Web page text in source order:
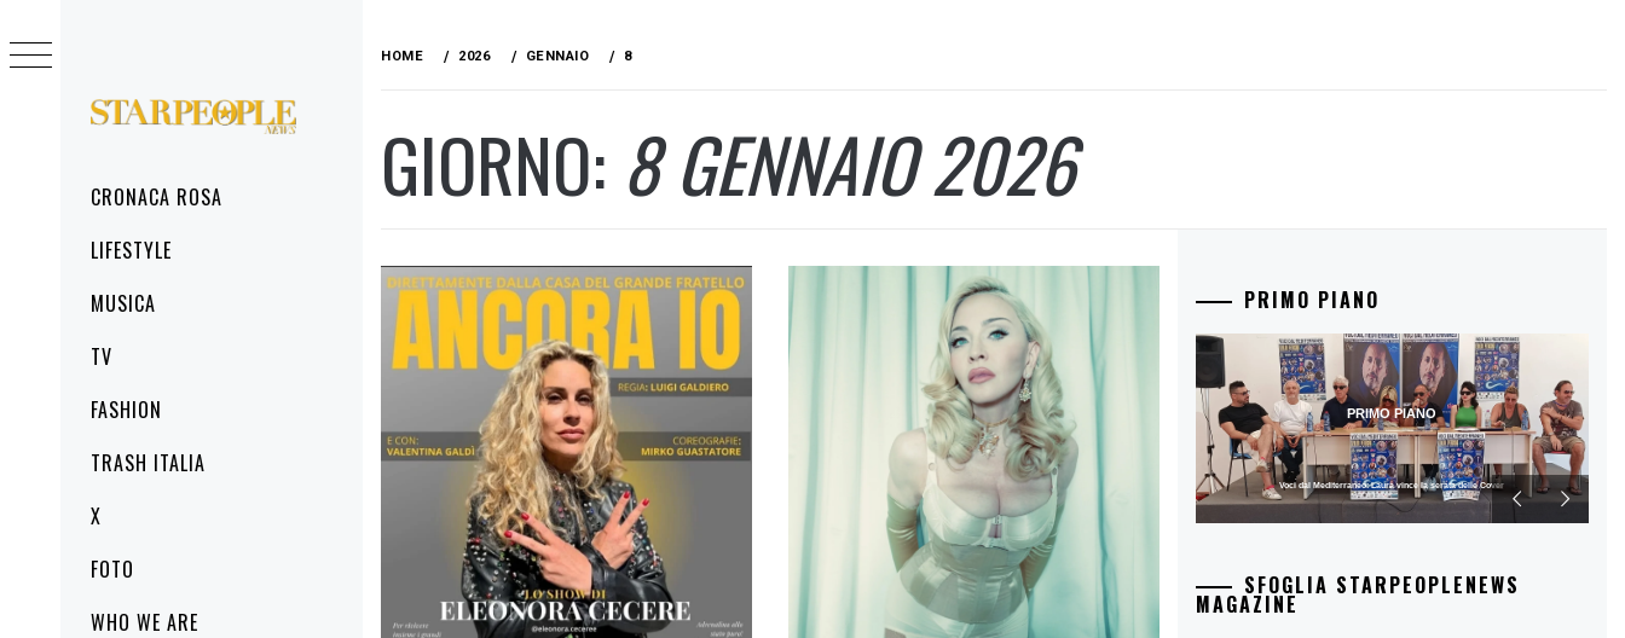
STARPEOPLENEWS
MenuCRONACA ROSA
LIFESTYLE
MUSICA
TV
FASHION
TRASH ITALIA
X
FOTO
WHO WE ARE
to
content
HOME 2026 GENNAIO 8
GIORNO: 8 GENNAIO 2026
PRIMO PIANO
Voci dal Mediterraneo: Laura vince la serata delle Cover
PRIMO PIANO
SFOGLIA STARPEOPLENEWS
MAGAZINE